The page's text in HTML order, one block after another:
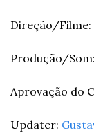
Direção/
Produção/
Aprovação do
Updater: